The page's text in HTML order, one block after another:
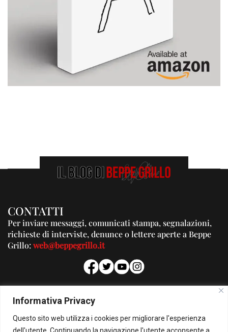
Informativa Privacy
Questo sito web utilizza i cookies per migliorare l'esperienza
dell'utente. Continuando la navigazione l'utente acconsente a
CONTATTI
Per inviare messaggi, comunicati stampa, segnalazioni,
richieste di interviste, denunce o lettere aperte a Beppe
Grillo:web@beppegrillo.it
PUBBLICITA'
Per la tua pubblicità su questo Blog:
pubblicita@beppegrillo.it